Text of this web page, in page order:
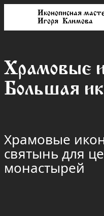
Иконописная
Игоря Климова
Храмовые
Большая
Храмовые
святынь для
монастырей